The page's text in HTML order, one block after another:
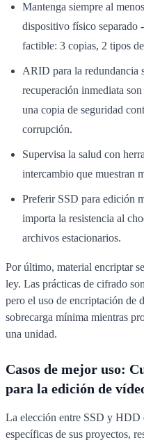
Mantenga siempre al
dispositivo físico separado
factible: 3 copias, 2 tipos
ARID para la redundancia
recuperación inmediata
una copia de seguridad
corrupción.
Supervisa la salud con
intercambio que muestran
Preferir SSD para edición
importa la resistencia al
archivos estacionarios.
Por último, material encriptar
ley. Las prácticas de cifrado
pero el uso de encriptación de
sobrecarga mínima mientras
una unidad.
Casos de mejor uso:
para la edición de
La elección entre SSD y HDD
específicas de sus proyectos,